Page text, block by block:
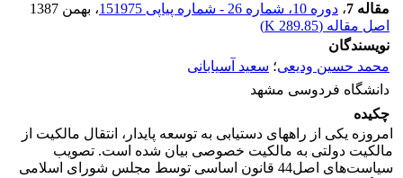
مقاله 7
، دوره 10، شماره 26 - شماره پیاپی 151975
، بهمن 1387
اصل مقاله (289.85 K
)
نویسندگان
محمد حسین ودیعی؛ سعید آسیابانی
دانشگاه فردوسی مشهد
چکیده
امروزه یکی از راه‎های دستیابی به توسعه پایدار، انتقال مالکیت از
مالکیت دولتی به مالکیت خصوصی بیان شده است. تصویب
سیاست‌های اصل44 قانون اساسی توسط مجلس شورای اسلامی